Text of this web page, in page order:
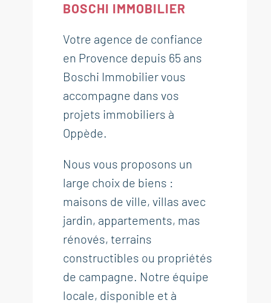
BOSCHI IMMOBILIER
Votre agence de confiance
en Provence depuis 65 ans
Boschi Immobilier vous
accompagne dans vos
projets immobiliers à
Oppède.
Nous vous proposons un
large choix de biens :
maisons de ville, villas avec
jardin, appartements, mas
rénovés, terrains
constructibles ou propriétés
de campagne. Notre équipe
locale, disponible et à